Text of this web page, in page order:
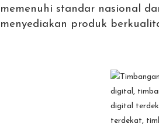
memenuhi standar nasional
menyediakan produk